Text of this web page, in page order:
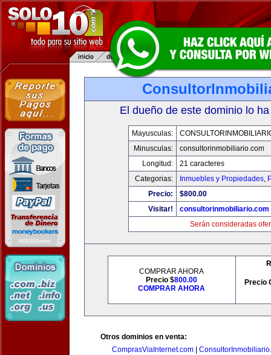
El dueño de este dominio lo
Mayusculas:
Minusculas:
consultorinmobiliario.com
Longitud:
21 caracteres
Categorias:
Inmuebles y Propiedades,
Precio:
$800.00
Visitar!
consultorinmobiliario.com
Serán consideradas
COMPRAR AHORA
Precio $800.00
COMPRAR AHORA
Precio
Otros dominios en venta:
ComprasViaInternet.com